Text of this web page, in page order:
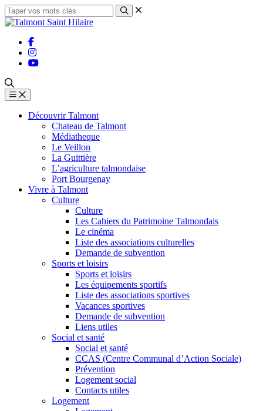
Découvrir Talmont
Chateau de Talmont
Médiatheque
Le Veillon
La Guittière
L’agriculture talmondaise
Port Bourgenay
Vivre à Talmont
Culture
Culture
Les Cahiers du Patrimoine Talmondais
Le cinéma
Liste des associations culturelles
Demande de subvention
Sports et loisirs
Sports et loisirs
Les équipements sportifs
Liste des associations sportives
Vacances sportives
Demande de subvention
Liens utiles
Social et santé
Social et santé
CCAS (Centre Communal d’Action Sociale)
Prévention
Logement social
Contacts utiles
Logement